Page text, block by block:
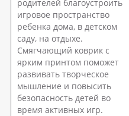
родителей благоустроить
игровое пространство
ребенка дома, в детском
саду, на отдыхе.
Смягчающий коврик с
ярким принтом поможет
развивать творческое
мышление и повысить
безопасность детей во
время активных игр.